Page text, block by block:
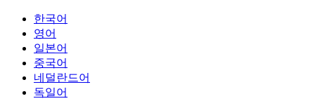
한국어
영어
일본어
중국어
네덜란드어
독일어